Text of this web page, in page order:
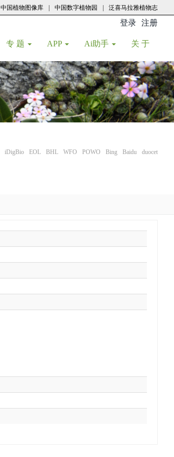
中国植物图像库 中国数字植物园 泛喜马拉雅植物志
登录 注册
专 题 APP Ai助手 关 于
iDigBio EOL BHL WFO POWO Bing Baidu duocet